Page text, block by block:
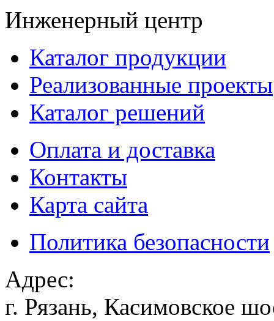
Инженерный центр
Каталог продукции
Реализованные проекты
Каталог решений
Оплата и доставка
Контакты
Карта сайта
Политика безопасности
Адрес:
г. Рязань, Касимовское